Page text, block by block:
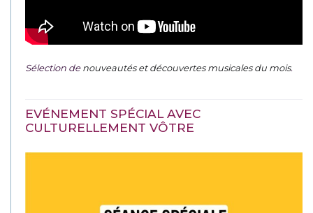
Sélection denouveautés et découvertes musicales du mois.
EVÉNEMENT SPÉCIAL AVEC
CULTURELLEMENT VÔTRE